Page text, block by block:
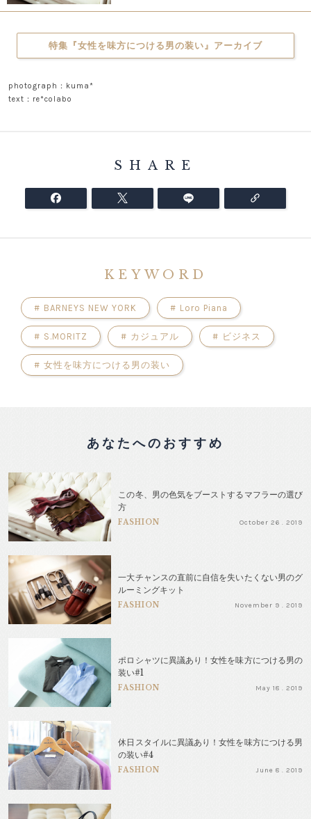
特集『女性を味方につける男の装い』アーカイブ
photograph：kuma*
text：re*colabo
SHARE
KEYWORD
# BARNEYS NEW YORK # Loro Piana
# S.MORITZ # カジュアル # ビジネス
# 女性を味方につける男の装い
あなたへのおすすめ
この冬、男の色気をブーストするマフラーの選び
方
FASHION October 26 . 2019
一大チャンスの直前に自信を失いたくない男のグ
ルーミングキット
FASHION November 9 . 2019
ポロシャツに異議あり！女性を味方につける男の
装い#1
FASHION May 18 . 2019
休日スタイルに異議あり！女性を味方につける男
の装い#4
FASHION June 8 . 2019